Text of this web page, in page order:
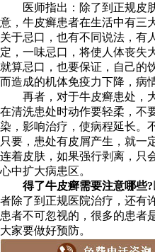
医师指出：除了到正规皮肤
意，牛皮癣患者在生活中有三
关于忌口，也有不同说法，有
定，一味忌口，将使人体丧失
就算忌口，也要保证，自己的
而造成的机体免疫力下降，病
再者，对于牛皮癣患处，大
在清洗患处时动作要轻柔，不
染，影响治疗，使病程延长。
只要，患处有皮屑产生，就一
连着皮肤，如果强行剥离，只
心中扩大病患区。
得了牛皮癣需要注意哪些?
者除了到正规医院治疗，还有
患者不可忽视的，很多的患者
大家要做好预防。